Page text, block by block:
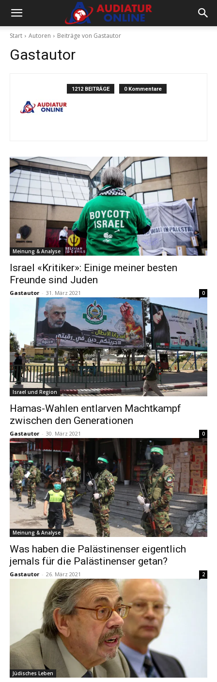
Start Autoren Beiträge von Gastautor
Gastautor
1212 BEITRÄGE 0 Kommentare
Meinung & Analyse
Israel «Kritiker»: Einige meiner besten
Freunde sind Juden
Gastautor - 31. März 2021 0
Israel und Region
Hamas-Wahlen entlarven Machtkampf
zwischen den Generationen
Gastautor - 30. März 2021 0
Meinung & Analyse
Was haben die Palästinenser eigentlich
jemals für die Palästinenser getan?
Gastautor - 26. März 2021 2
Jüdisches Leben